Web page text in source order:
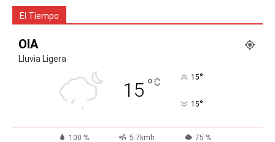
El Tiempo
OIA
Lluvia Ligera
15 °C 15°
15°
100 % 5.7kmh 75 %